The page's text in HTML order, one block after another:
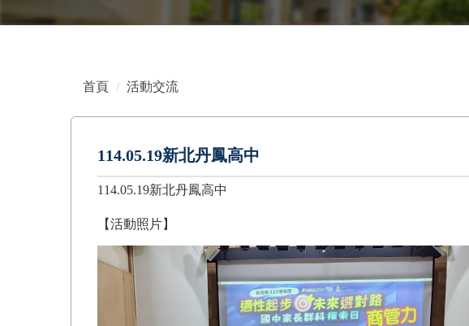
首頁 活動交流
114.05.19新北丹鳳高中
114.05.19新北丹鳳高中
【活動照片】